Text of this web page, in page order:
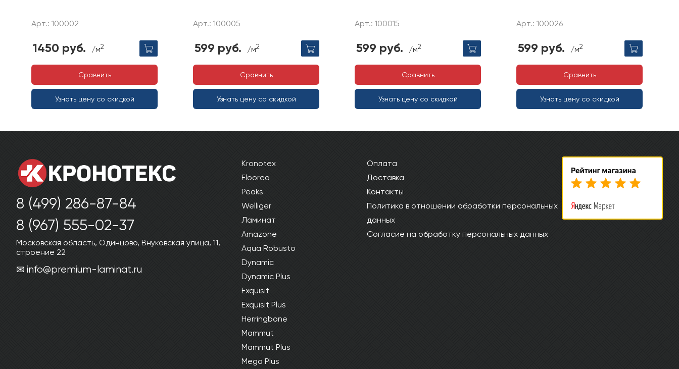
Арт.: 100002
1450 руб. /м2
Сравнить
Узнать цену со скидкой
Арт.: 100005
599 руб. /м2
Сравнить
Узнать цену со скидкой
Арт.: 100015
599 руб. /м2
Сравнить
Узнать цену со скидкой
Арт.: 100026
599 руб. /м2
Сравнить
Узнать цену со скидкой
8 (499) 286-87-84
8 (967) 555-02-37
Московская область, Одинцово, Внуковская улица, 11,
строение 22
info@premium-laminat.ru
Kronotex
Flooreo
Peaks
Welliger
Ламинат
Amazone
Aqua Robusto
Dynamic
Dynamic Plus
Exquisit
Exquisit Plus
Herringbone
Mammut
Mammut Plus
Mega Plus
Оплата
Доставка
Контакты
Политика в отношении обработки персональных
данных
Согласие на обработку персональных данных